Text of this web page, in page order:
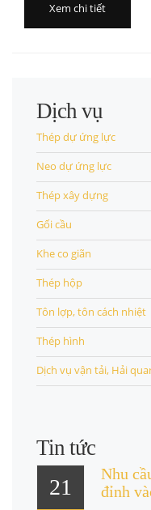
Xem chi tiết
Dịch vụ
Thép dự ứng lực
Neo dự ứng lực
Thép xây dựng
Gối cầu
Khe co giãn
Thép hộp
Tôn lợp, tôn cách nhiệt
Thép hình
Dịch vụ vận tải, Hải
Tin tức
21
Nhu
đỉnh